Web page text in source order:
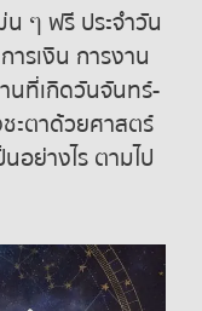
น ๆ ฟรี ประจำวัน
ารเงิน การงาน
นที่เกิดวันจันทร์-
ะตาด้วยศาสตร์
อย่างไร ตามไป